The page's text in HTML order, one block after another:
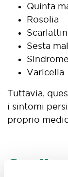
Quinta
Rosolia
Sesta
Varicella
Tuttavia,
i sintomi
proprio
Quali